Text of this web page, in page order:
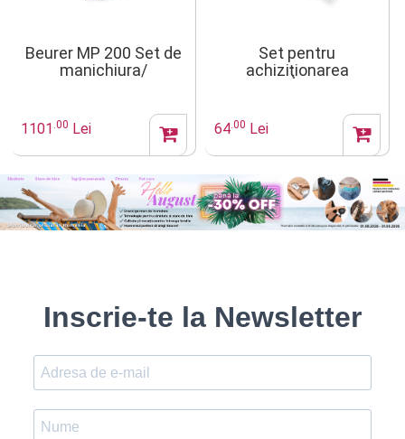
Beurer MP 200 Set de
manichiura/
StudioNails Pro
1101 .00 Lei
Set pentru
achiziţionarea
64.00 Lei
Inscrie-te la Newsletter